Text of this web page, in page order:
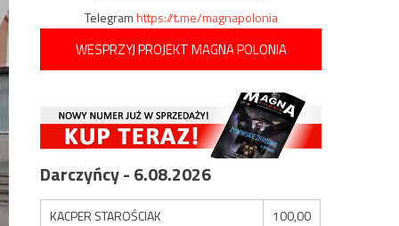
Telegramhttps://t.me/magnapolonia
WESPRZYJ PROJEKT MAGNA POLONIA
Darczyńcy - 6.08.2026
KACPER STAROŚCIAK
100,00